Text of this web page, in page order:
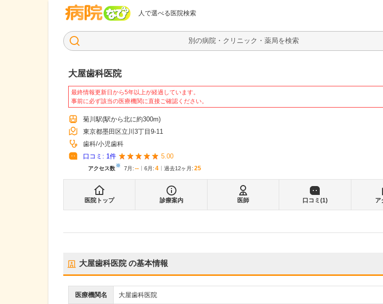
人で選べる医院検索
病院なび
検索
大屋歯科医院
最終情報更新日から5年以上が経過しています。
事前に必ず該当の医療機関に直接ご確認ください。
菊川駅(駅から北に約300m)
東京都墨田区立川3丁目9-11
歯科 小児歯科
口コミ: 1件 5.00
アクセス数※ 7月 : -- 6月 : 4 過去12ヶ月: 25
医院トップ 診療案内 医師 口コミ(1) ア
大屋歯科医院の基本情報
医療機関名 大屋歯科医院